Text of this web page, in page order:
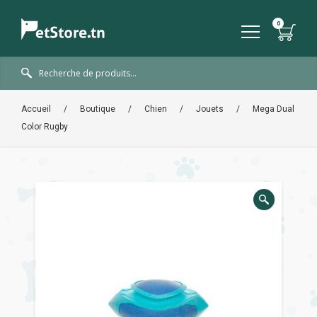
Accueil / Boutique / Chien / Jouets /
Mega Dual
Color Rugby
🔍